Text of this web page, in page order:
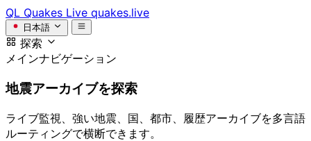
QL Quakes Live quakes.live
日本語
探索
メインナビゲーション
地震アーカイブを探索
ライブ監視、強い地震、国、都市、履歴アーカイブを多言語
ルーティングで横断できます。